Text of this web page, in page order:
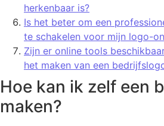
herkenbaar is?
Is het beter om een
te schakelen voor mijn logo-
Zijn er online tools
het maken van een
Hoe kan ik zelf een
maken?